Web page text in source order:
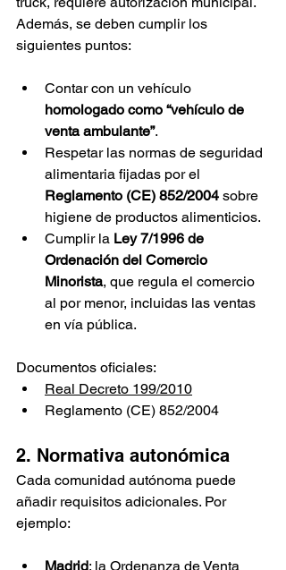
Además, se deben cumplir los
siguientes puntos:
Contar con un vehículo
homologado como “vehículo de
venta ambulante”.
Respetar las normas de seguridad
alimentaria fijadas por el
Reglamento (CE) 852/2004 sobre
higiene de productos alimenticios.
Cumplir la Ley 7/1996 de
Ordenación del Comercio
Minorista, que regula el comercio
al por menor, incluidas las ventas
en vía pública.
Documentos oficiales:
Real Decreto 199/2010
Reglamento (CE) 852/2004
2. Normativa autonómica
Cada comunidad autónoma puede
añadir requisitos adicionales. Por
ejemplo:
Madrid: la Ordenanza de Venta